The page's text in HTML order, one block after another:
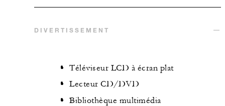
DIVERTISSEMENT
Téléviseur LCD à écran plat
Lecteur CD/DVD
Bibliothèque multimédia